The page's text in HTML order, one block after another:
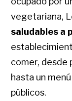
vegetariana,
saludables a
comer, desde
hasta un
públicos.